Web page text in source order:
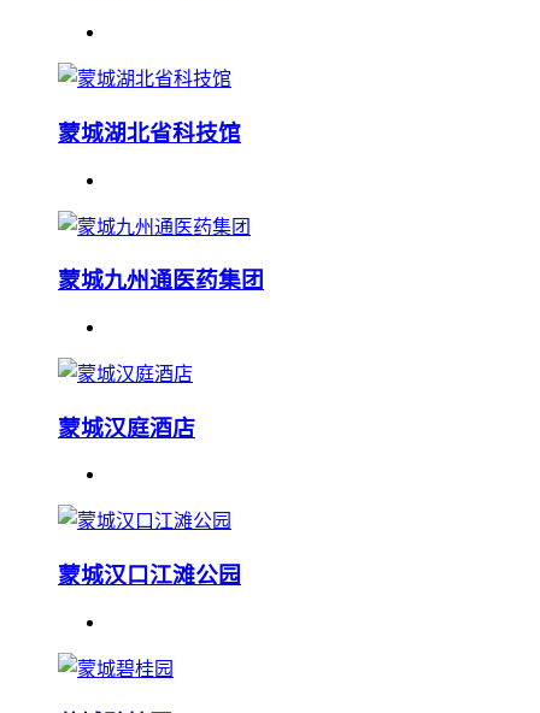
蒙城湖北省科技馆
蒙城九州通医药集团
蒙城汉庭酒店
蒙城汉口江滩公园